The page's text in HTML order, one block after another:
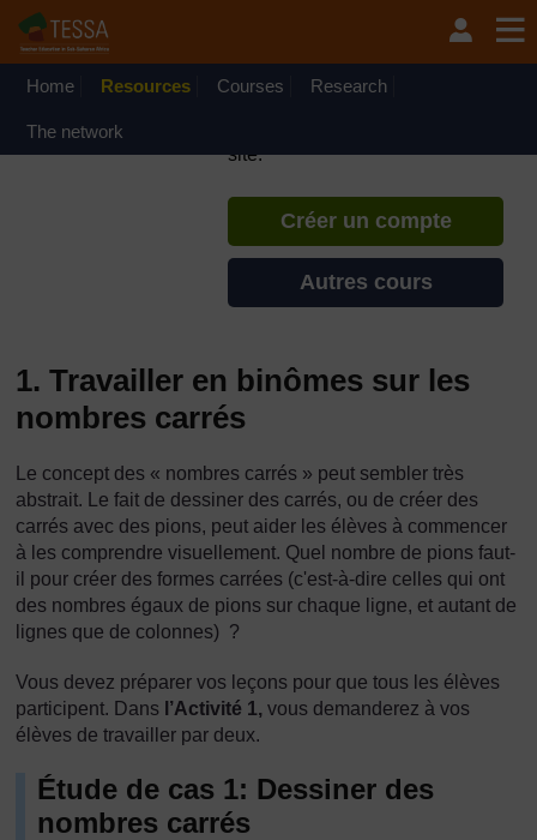
Home Resources Courses Research
The network
Si vous créez un compte, vous
site.
Créer un compte
Autres cours
1. Travailler en binômes sur les
nombres carrés
Le concept des « nombres carrés » peut sembler très
abstrait. Le fait de dessiner des carrés, ou de créer des
carrés avec des pions, peut aider les élèves à commencer
à les comprendre visuellement. Quel nombre de pions faut-
il pour créer des formes carrées (c'est-à-dire celles qui ont
des nombres égaux de pions sur chaque ligne, et autant de
lignes que de colonnes) ?
Vous devez préparer vos leçons pour que tous les élèves
participent. Dans l’Activité 1, vous demanderez à vos
élèves de travailler par deux.
Étude de cas 1: Dessiner des
nombres carrés